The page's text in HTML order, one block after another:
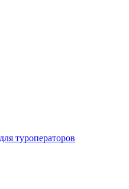
туроператоров